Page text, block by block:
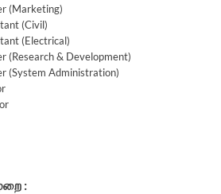
(Marketing)
(Civil)
(Electrical)
(Research & Development)
(System Administration)
: